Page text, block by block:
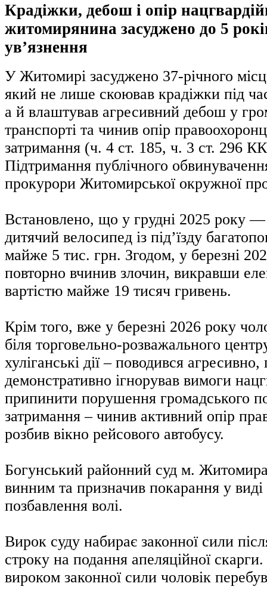
Крадіжки, дебош і опір
житомирянина засуджено до 5
ув’язнення
У Житомирі засуджено 37-річного
який не лише скоював крадіжки під
а й влаштував агресивний дебош у
транспорті та чинив опір
затримання (ч. 4 ст. 185, ч. 3 ст. 296
Підтримання публічного
прокурори Житомирської окружної
Встановлено, що у грудні 2025 року —
дитячий велосипед із під’їзду
майже 5 тис. грн. Згодом, у березні
повторно вчинив злочин, викравши
вартістю майже 19 тисяч гривень.
Крім того, вже у березні 2026 року
біля торговельно-розважального
хуліганські дії – поводився
демонстративно ігнорував вимоги
припинити порушення громадського
затримання – чинив активний опір
розбив вікно рейсового автобусу.
Богунський районний суд м. Житомира
винним та призначив покарання у виді
позбавлення волі.
Вирок суду набирає законної сили
строку на подання апеляційної
вироком законної сили чоловік